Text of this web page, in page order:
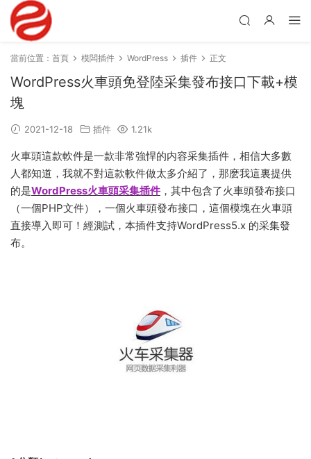
當前位置： 首頁 模闆插件 WordPress 插件 正文
WordPress火車頭免登陸采集發布接口下載+模
塊
2021-12-18 插件 1.21k
火車頭這款軟件是一款非常強悍的内容采集插件，相信大多數
人都知道，我就不對這款軟件做太多介紹了，那麽我這裏提供
的是WordPress火車頭采集插件，其中包含了火車頭發布接口
（一個PHP文件），一個火車頭發布接口，這個模塊在火車頭
直接導入即可！經測試，本插件支持WordPress5.x 的采集發
布。